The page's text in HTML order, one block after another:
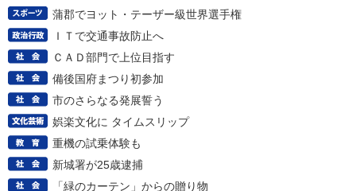
蒲郡でヨット・テーザー級世界選手権
ＩＴで交通事故防止へ
ＣＡＤ部門で上位目指す
備後国府まつり初参加
市のさらなる発展誓う
娯楽文化に タイムスリップ
重機の試乗体験も
新城署が25歳逮捕
「緑のカーテン」からの贈り物